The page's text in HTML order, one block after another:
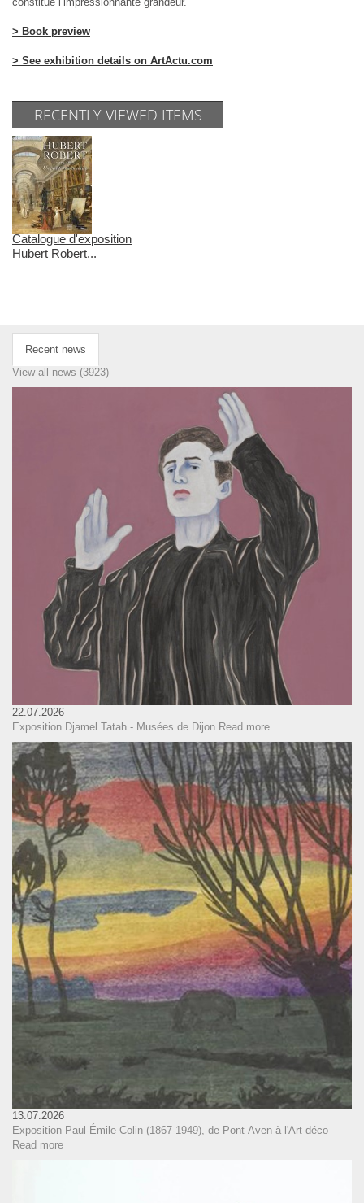
> Book preview
> See exhibition details on ArtActu.com
RECENTLY VIEWED ITEMS
Catalogue d'exposition
Hubert Robert...
Recent news
View all news (3923)
22.07.2026
Exposition Djamel Tatah - Musées de Dijon Read more
13.07.2026
Exposition Paul-Émile Colin (1867-1949), de Pont-Aven à l'Art déco
Read more